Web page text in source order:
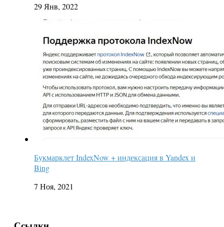
29 Янв, 2022
Букмарклет IndexNow + индексация в Yandex и
Bing
7 Ноя, 2021